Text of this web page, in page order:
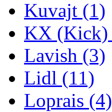
Kuvajt (1)
KX (Kick)
Lavish (3)
Lidl (11)
Loprais (4)